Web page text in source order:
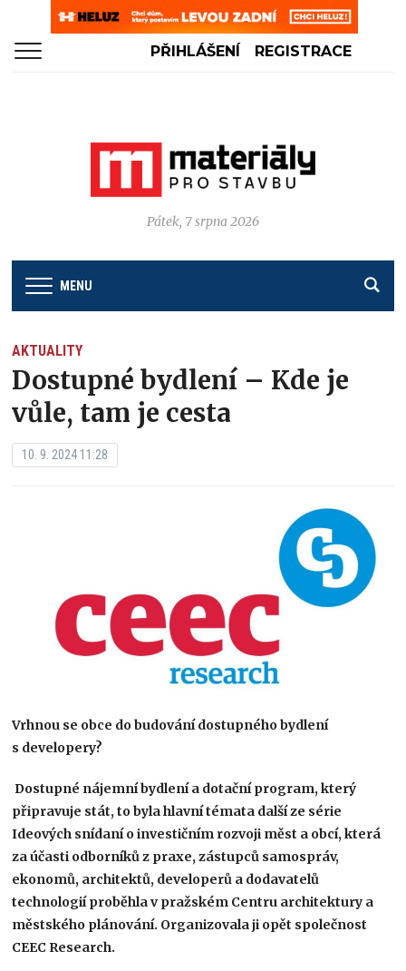
PŘIHLÁŠENÍ REGISTRACE
Pátek, 7 srpna 2026
MENU
AKTUALITY
Dostupné bydlení – Kde je
vůle, tam je cesta
10. 9. 2024 11:28
Vrhnou se obce do budování dostupného bydlení
s developery?
Dostupné nájemní bydlení a dotační program, který
připravuje stát, to byla hlavní témata další ze série
Ideových snídaní o investičním rozvoji měst a obcí, která
za účasti odborníků z praxe, zástupců samospráv,
ekonomů, architektů, developerů a dodavatelů
technologií proběhla v pražském Centru architektury a
městského plánování. Organizovala ji opět společnost
CEEC Research.